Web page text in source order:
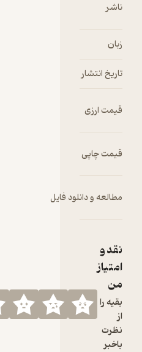
ناشر
زبان
تاریخ انتشار
قیمت ارزی
قیمت چاپی
مطالعه و دانلود فایل
نقد و
امتیاز
من
بقیه را
نظرت
باخبر